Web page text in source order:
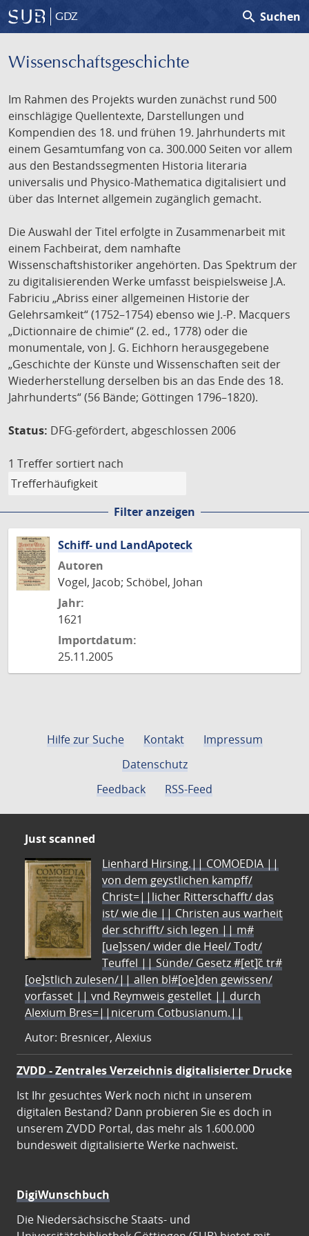
GDZ search Suchen
Wissenschafts­geschichte
Im Rahmen des Projekts wurden zunächst rund 500
einschlägige Quellentexte, Darstellungen und
Kompendien des 18. und frühen 19. Jahrhunderts mit
einem Gesamtumfang von ca. 300.000 Seiten vor allem
aus den Bestandssegmenten Historia literaria
universalis und Physico-Mathematica digitalisiert und
über das Internet allgemein zugänglich gemacht.
Die Auswahl der Titel erfolgte in Zusammenarbeit mit
einem Fachbeirat, dem namhafte
Wissenschaftshistoriker angehörten. Das Spektrum der
zu digitalisierenden Werke umfasst beispielsweise J.A.
Fabriciu „Abriss einer allgemeinen Historie der
Gelehrsamkeit“ (1752–1754) ebenso wie J.-P. Macquers
„Dictionnaire de chimie“ (2. ed., 1778) oder die
monumentale, von J. G. Eichhorn herausgegebene
„Geschichte der Künste und Wissenschaften seit der
Wiederherstellung derselben bis an das Ende des 18.
Jahrhunderts“ (56 Bände; Göttingen 1796–1820).
Status: DFG-gefördert, abgeschlossen 2006
1 Treffer sortiert nach
Filter anzeigen
Schiff- und LandApoteck
Autoren
Vogel, Jacob; Schöbel, Johan
Jahr:
1621
Importdatum:
25.11.2005
Hilfe zur Suche Kontakt
Impressum
Datenschutz
Feedback
RSS-Feed
Just scanned
Lienhard Hirsing.|| COMOEDIA ||
von dem geystlichen kampff/
Christ=||licher Ritterschafft/ das
ist/ wie die || Christen aus warheit
der schrifft/ sich legen || m#
[ue]ssen/ wider die Heel/ Todt/
Teuffel || Sünde/ Gesetz #[et]c̃ tr#
[oe]stlich zulesen/|| allen bl#[oe]den gewissen/
vorfasset || vnd Reymweis gestellet || durch
Alexium Bres=||nicerum Cotbusianum.||
Autor: Bresnicer, Alexius
ZVDD - Zentrales Verzeichnis digitalisierter Drucke
Ist Ihr gesuchtes Werk noch nicht in unserem
digitalen Bestand? Dann probieren Sie es doch in
unserem ZVDD Portal, das mehr als 1.600.000
bundesweit digitalisierte Werke nachweist.
DigiWunschbuch
Die Niedersächsische Staats- und